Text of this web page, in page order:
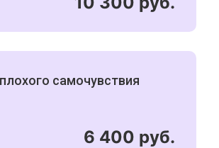
самочувствия
6 400 руб.